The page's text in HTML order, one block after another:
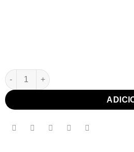
Prancha de Surf Shark quantidade